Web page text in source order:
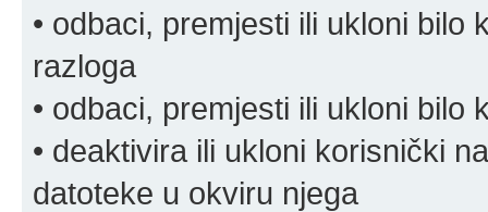
• odbaci, premjesti ili ukloni bilo
razloga
• odbaci, premjesti ili ukloni bilo
• deaktivira ili ukloni korisnički
datoteke u okviru njega